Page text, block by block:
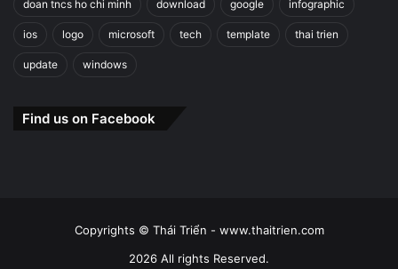
doan tncs ho chi minh download google infographic
ios logo microsoft tech template thai trien
update windows
Find us on Facebook
Copyrights © Thái Triển - www.thaitrien.com
2026 All rights Reserved.